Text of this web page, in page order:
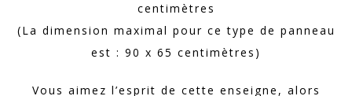
centimètres
(La dimension maximal pour ce type de panneau
est : 90 x 65 centimètres)
Vous aimez l’esprit de cette enseigne, alors